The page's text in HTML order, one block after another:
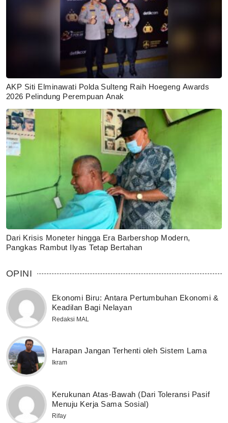
AKP Siti Elminawati Polda Sulteng Raih Hoegeng Awards
2026 Pelindung Perempuan Anak
Dari Krisis Moneter hingga Era Barbershop Modern,
Pangkas Rambut Ilyas Tetap Bertahan
OPINI
Ekonomi Biru: Antara Pertumbuhan Ekonomi &
Keadilan Bagi Nelayan
Redaksi MAL
Harapan Jangan Terhenti oleh Sistem Lama
Ikram
Kerukunan Atas-Bawah (Dari Toleransi Pasif
Menuju Kerja Sama Sosial)
Rifay